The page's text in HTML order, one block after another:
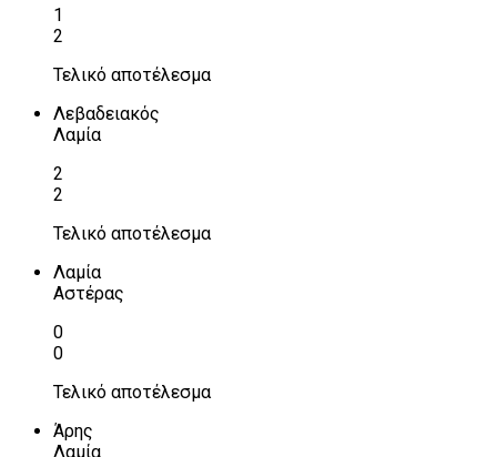
1
2
Τελικό αποτέλεσμα
Λεβαδειακός
Λαμία
2
2
Τελικό αποτέλεσμα
Λαμία
Αστέρας
0
0
Τελικό αποτέλεσμα
Άρης
Λαμία